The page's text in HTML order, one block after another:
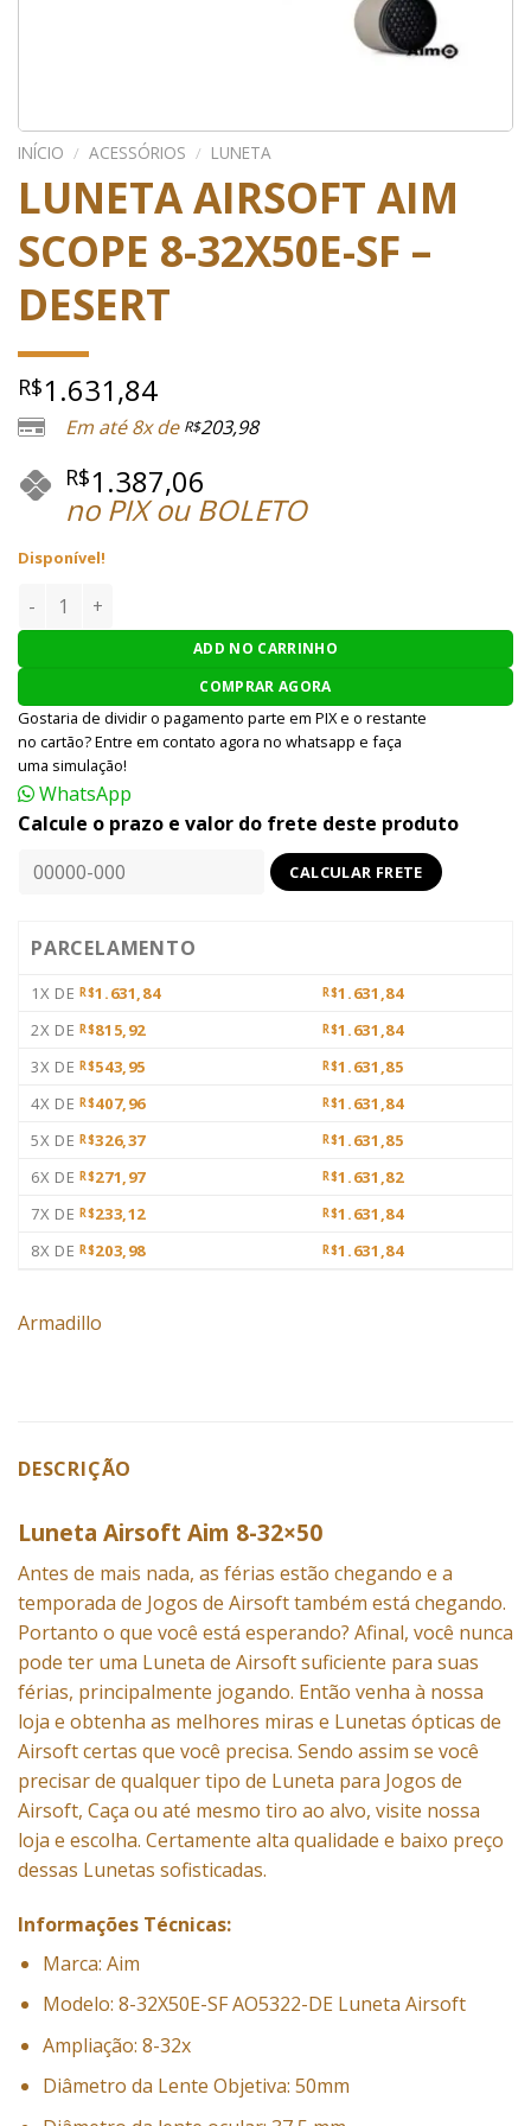
INÍCIO / ACESSÓRIOS / LUNETA
LUNETA AIRSOFT AIM
SCOPE 8-32X50E-SF –
DESERT
R$1.631,84
Em até 8x de R$203,98
R$1.387,06
no PIX ou BOLETO
Disponível!
LUNETA AIRSOFT AIM SCOPE 8-32X50E-SF - DESERT
ADD NO CARRINHO
COMPRAR AGORA
Gostaria de dividir o pagamento parte em PIX e o restante
no cartão? Entre em contato agora no whatsapp e faça
uma simulação!
WhatsApp
Calcule o prazo e valor do frete deste produto
PARCELAMENTO
1X DE R$1.631,84 R$1.631,84
2X DE R$815,92 R$1.631,84
3X DE R$543,95 R$1.631,85
4X DE R$407,96 R$1.631,84
5X DE R$326,37 R$1.631,85
6X DE R$271,97 R$1.631,82
7X DE R$233,12 R$1.631,84
8X DE R$203,98 R$1.631,84
Armadillo
DESCRIÇÃO
Luneta Airsoft Aim 8-32×50
Antes de mais nada, as férias estão chegando e a
temporada de Jogos de Airsofttambém está chegando.
Portanto o que você está esperando? Afinal, você nunca
pode ter uma Luneta de Airsoftsuficiente para suas
férias, principalmente jogando. Então venha à nossa
loja e obtenha as melhores miras e Lunetas ópticas de
Airsoft certas que você precisa. Sendo assim se você
precisar de qualquer tipo de Luneta para Jogos de
Airsoft, Caça ou até mesmo tiro ao alvo, visite nossa
loja e escolha. Certamente alta qualidade e baixo preço
dessas Lunetas sofisticadas.
Informações Técnicas:
Marca: Aim
Modelo: 8-32X50E-SF AO5322-DE Luneta Airsoft
Ampliação: 8-32x
Diâmetro da Lente Objetiva: 50mm